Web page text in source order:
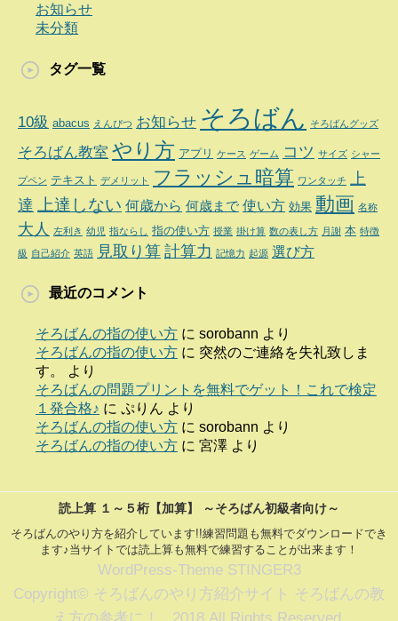
お知らせ
未分類
タグ一覧
10級 abacus えんぴつ お知らせ そろばん そろばんグッズ
そろばん教室 やり方 アプリ ケース ゲーム コツ サイズ シャー
プペン テキスト デメリット フラッシュ暗算 ワンタッチ
上
達
上達しない 何歳から 何歳まで 使い方 効果 動画 名称
大人 左利き 幼児 指ならし 指の使い方 授業 掛け算 数の表し方 月謝 本 特徴
級 自己紹介 英語 見取り算計算力 記憶力 起源 選び方
最近のコメント
そろばんの指の使い方 に sorobann より
そろばんの指の使い方 に 突然のご連絡を失礼致しま
す。
より
そろばんの問題プリントを無料でゲット！これで検定
１発合格♪ に ぷりん より
そろばんの指の使い方 に sorobann より
そろばんの指の使い方 に 宮澤 より
読上算 １～５桁【加算】 ～そろばん初級者向け～
そろばんのやり方を紹介しています!!練習問題も無料でダウンロードでき
ます♪当サイトでは読上算も無料で練習することが出来ます！
WordPress-Theme STINGER3
Copyright© そろばんのやり方紹介サイト そろばんの教
え方の参考に！ , 2018 All Rights Reserved.